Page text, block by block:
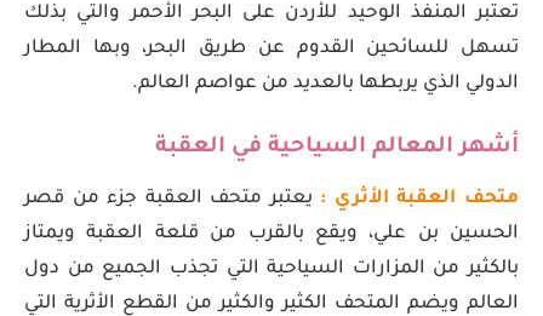
تعتبر المنفذ الوحيد للأردن على البحر الأحمر والتي بذلك
تسهل للسائحين القدوم عن طريق البحر، وبها المطار
الدولي الذي يربطها بالعديد من عواصم العالم.
أشهر المعالم السياحية في العقبة
متحف العقبة الأثري : يعتبر متحف العقبة جزء من قصر
الحسين بن علي، ويقع بالقرب من قلعة العقبة ويمتاز
بالكثير من المزارات السياحية التي تجذب الجميع من دول
العالم ويضم المتحف الكثير والكثير من القطع الأثرية التي